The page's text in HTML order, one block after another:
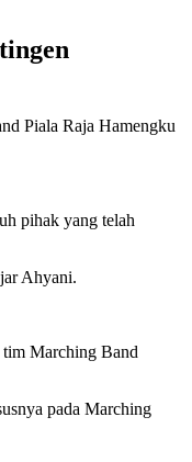
Piala Raja Hamengku
pihak yang telah
Ahyani.
tim Marching Band
pada Marching